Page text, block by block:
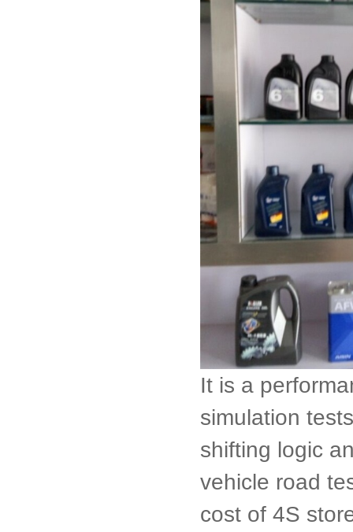
It is a
simulation
shifting logic
vehicle road
cost of 4S